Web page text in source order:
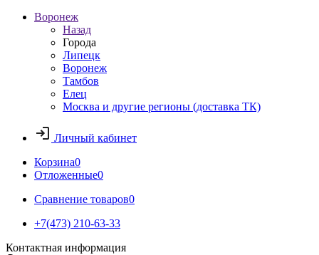
Воронеж
Назад
Города
Липецк
Воронеж
Тамбов
Елец
Москва и другие регионы (доставка ТК)
Личный кабинет
Корзина0
Отложенные0
Сравнение товаров0
+7(473) 210-63-33
Контактная информация